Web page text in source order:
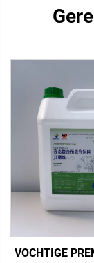
VOCHTIGE